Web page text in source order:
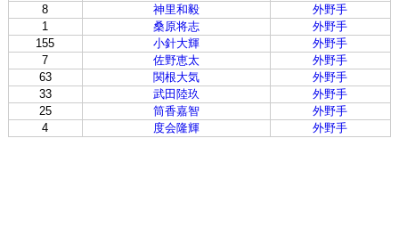
8
神里和毅
外野手
1
桑原将志
外野手
155
小針大輝
外野手
7
佐野恵太
外野手
63
関根大気
外野手
33
武田陸玖
外野手
25
筒香嘉智
外野手
4
度会隆輝 外野手